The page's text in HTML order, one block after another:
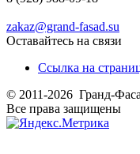
zakaz@grand-fasad.su
Оставайтесь на связи
Ссылка на
© 2011-2026 Гранд-
Все права защищены